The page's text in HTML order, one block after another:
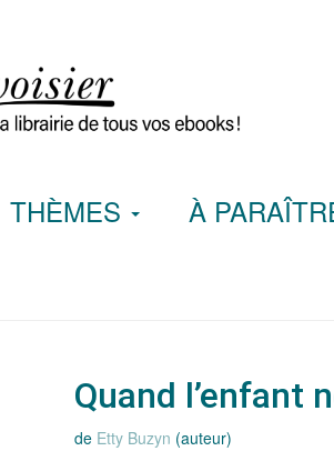
THÈMES À
Quand l’enfant
de Etty Buzyn (auteur)